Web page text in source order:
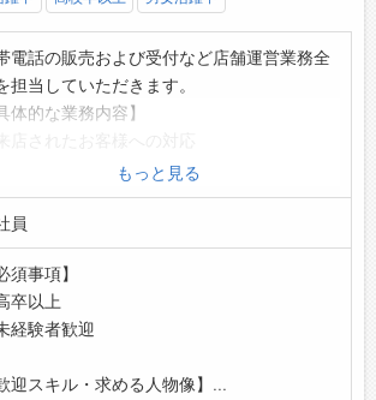
」研修
舗配属後、入社して2ヶ月間はOJTにより
がしっかりとサポートします♪
分からないことがあればすぐに相談できる環
先輩社員の8割以上が業界未経験からの入社
悩みにも共感しやすく、実体験を活かした
なアドバイスをしてくれます＾＾
内研修
店舗配属後も、全社員向けに定期的に開催さ
研修で、人間力を高める機会があります！
コミュニケーション能力研修」「チームワ
交えながら、楽しくスキルアップできる内容
電話の販売および受付など店舗運営業務全
担当していただきます。
体的な業務内容】
サービス・プランのご案内
舗配属後は、シンプルな業務からお任せし
！
すすめポイント】
経験の方・ブランクがある方もOK！
実した研修とサポート体制で安心してスタ
できます◎
んなで協力しながら、目標達成を目指して
もっと見る
員
須事項】
卒以上
経験者歓迎
歓迎スキル・求める人物像】...